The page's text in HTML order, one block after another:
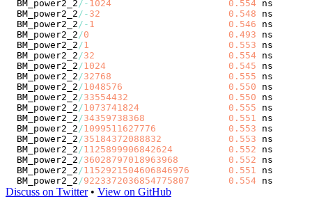
BM_power2_2/ - 1024 0.554
BM_power2_2/ - 32 0.548
BM_power2_2/ - 1 0.546
BM_power2_2/0 0.493
BM_power2_2/1 0.553
BM_power2_2/32 0.554
BM_power2_2/1024 0.545
BM_power2_2/32768 0.555
BM_power2_2/1048576 0.550
BM_power2_2/33554432 0.550
BM_power2_2/1073741824 0.555
BM_power2_2/34359738368 0.551
BM_power2_2/1099511627776 0.553
BM_power2_2/35184372088832 0.553
BM_power2_2/1125899906842624 0.552
BM_power2_2/36028797018963968 0.552
BM_power2_2/1152921504606846976 0.551
BM_power2_2/9223372036854775807 0.554
Discuss on Twitter• View on GitHub